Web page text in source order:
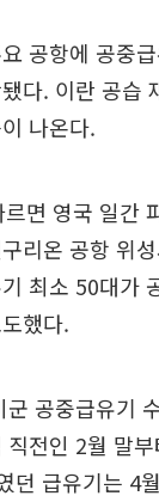
공항에 공중
다. 이란 공습
나온다.
면 영국 일간
리온 공항 위
최소 50대가
했다.
공중급유기
전인 2월 말
던 급유기는 4